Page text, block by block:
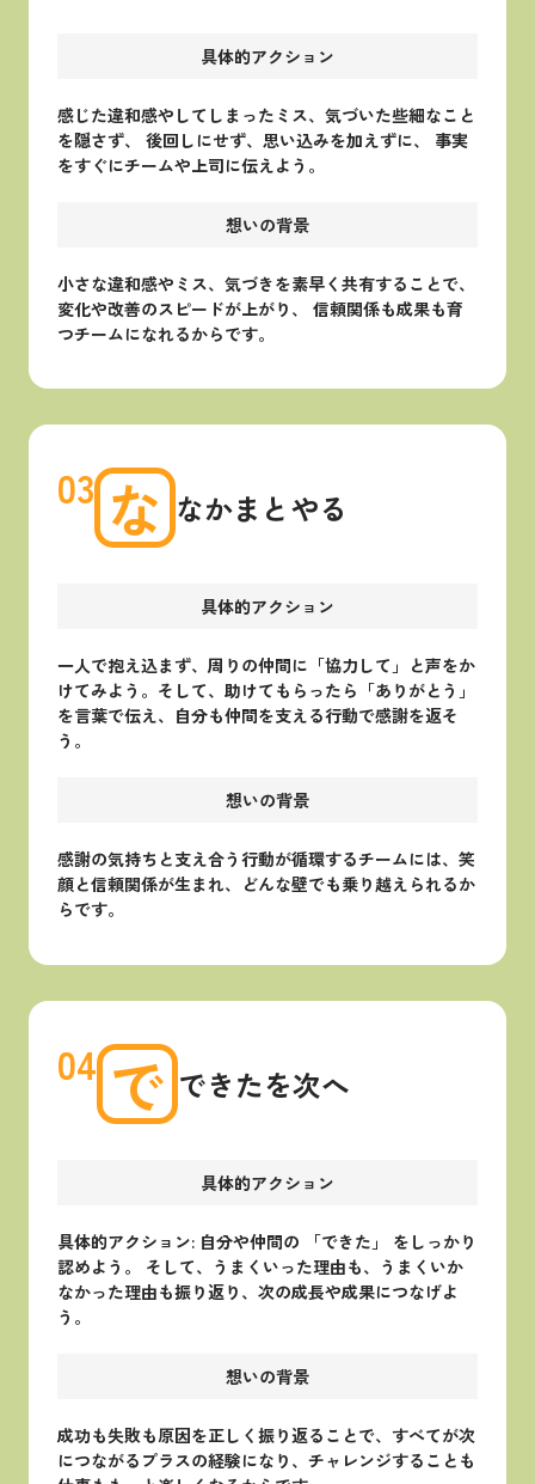
具体的アクション
感じた違和感やしてしまったミス、気づいた些細なこと
を隠さず、 後回しにせず、思い込みを加えずに、 事実
をすぐにチームや上司に伝えよう。
想いの背景
小さな違和感やミス、気づきを素早く共有することで、
変化や改善のスピードが上がり、 信頼関係も成果も育
つチームになれるからです。
03 な なかまとやる
具体的アクション
一人で抱え込まず、周りの仲間に「協力して」と声をか
けてみよう。そして、助けてもらったら「ありがとう」
を言葉で伝え、自分も仲間を支える行動で感謝を返そ
う。
想いの背景
感謝の気持ちと支え合う行動が循環するチームには、笑
顔と信頼関係が生まれ、どんな壁でも乗り越えられるか
らです。
04 で できたを次へ
具体的アクション
具体的アクション: 自分や仲間の 「できた」 をしっかり
認めよう。 そして、うまくいった理由も、うまくいか
なかった理由も振り返り、次の成長や成果につなげよ
う。
想いの背景
成功も失敗も原因を正しく振り返ることで、すべてが次
につながるプラスの経験になり、チャレンジすることも